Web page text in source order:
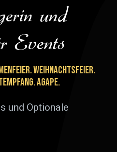
und
Events
Weihnachtsfeier.
Agape.
und Optionale